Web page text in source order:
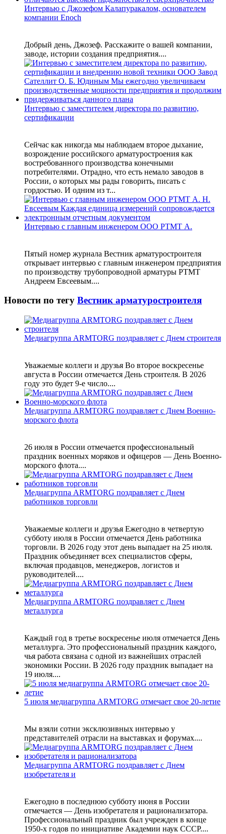
Интервью с Джозефом Калапуракалом, основателем
компании Enoch
Добрый день, Джозеф. Расскажите о вашей компании,
заводе, истории создания предприятия....
Интервью с заместителем директора по развитию,
сертификации
Сейчас как никогда мы наблюдаем второе дыхание,
возрождение российского арматуростроения как
востребованного производства конечными
потребителями. Отрадно, что есть немало заводов в
России, о которых мы рады говорить, писать с
гордостью. И одним из т...
Интервью с главным инженером ООО РТМТ А.
Пятый номер журнала Вестник арматуростроителя
открывает интервью с главным инженером предприятия
по производству трубопроводной арматуры РТМТ
Андреем Евсеевым....
Новости по тегу Вестник арматуростроителя
Медиагруппа ARMTORG поздравляет с Днем строителя
Уважаемые коллеги и друзья Во второе воскресенье
августа в России отмечается День строителя. В 2026
году это будет 9-е число....
Медиагруппа ARMTORG поздравляет с Днем Военно-
морского флота
26 июля в России отмечается профессиональный
праздник военных моряков и офицеров — День Военно-
морского флота....
Медиагруппа ARMTORG поздравляет с Днем
работников торговли
Уважаемые коллеги и друзья Ежегодно в четвертую
субботу июля в России отмечается День работника
торговли. В 2026 году этот день выпадает на 25 июля.
Праздник объединяет всех специалистов сферы,
включая продавцов, менеджеров, логистов и
руководителей....
Медиагруппа ARMTORG поздравляет с Днем
металлурга
Каждый год в третье воскресенье июля отмечается День
металлурга. Это профессиональный праздник каждого,
чья работа связана с одной из важнейших отраслей
экономики России. В 2026 году праздник выпадает на
19 июля....
5 июля медиагруппа ARMTORG отмечает свое 20-летие
Мы взяли сотни эксклюзивных интервью у
представителей отрасли на выставках и форумах....
Медиагруппа ARMTORG поздравляет с Днем
изобретателя и
Ежегодно в последнюю субботу июня в России
отмечается — День изобретателя и рационализатора.
Профессиональный праздник был учрежден в конце
1950-х годов по инициативе Академии наук СССР....